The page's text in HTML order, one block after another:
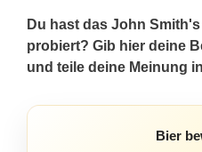
Du hast das John
probiert? Gib hier deine
und teile deine Meinung
Bier